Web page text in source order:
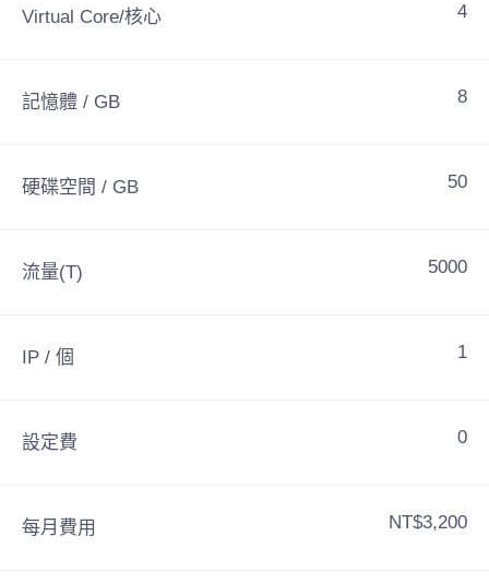
Virtual Core/核心 4
記憶體 / GB 8
硬碟空間 / GB 50
流量(T) 5000
IP / 個 1
設定費 0
每月費用 NT$3,200